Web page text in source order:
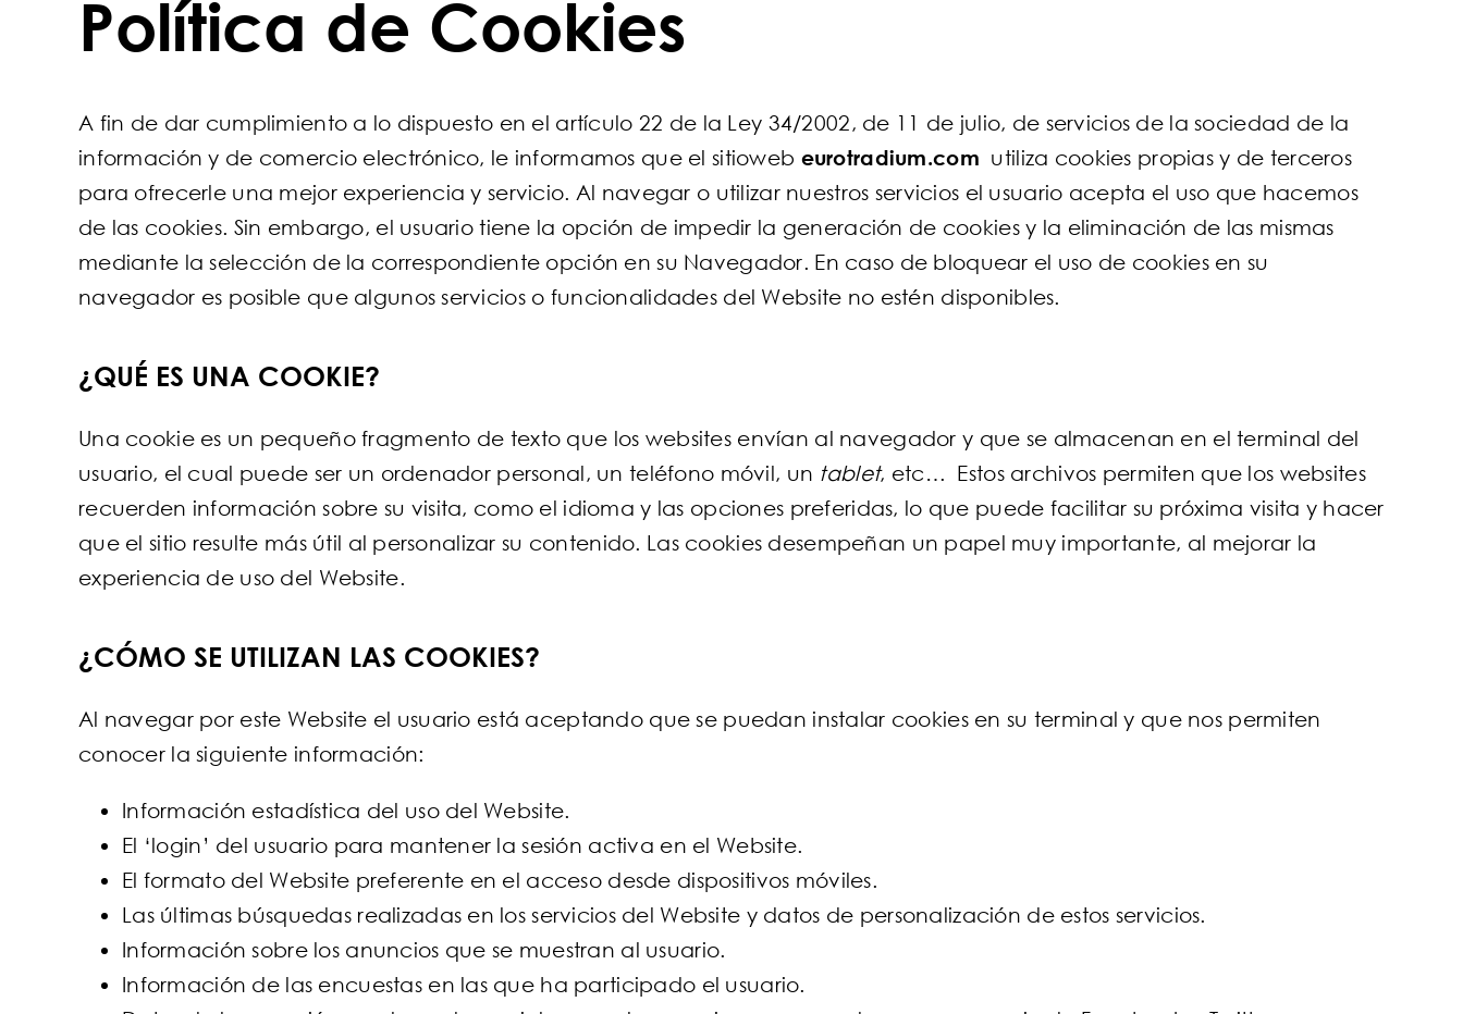
Política de Cookies
A fin de dar cumplimiento a lo dispuesto en el artículo 22 de la Ley 34/2002, de 11 de julio, de servicios de la sociedad de la
información y de comercio electrónico, le informamos que el sitioweb eurotradium.com utiliza cookies propias y de terceros
para ofrecerle una mejor experiencia y servicio. Al navegar o utilizar nuestros servicios el usuario acepta el uso que hacemos
de las cookies. Sin embargo, el usuario tiene la opción de impedir la generación de cookies y la eliminación de las mismas
mediante la selección de la correspondiente opción en su Navegador. En caso de bloquear el uso de cookies en su
navegador es posible que algunos servicios o funcionalidades del Website no estén disponibles.
¿QUÉ ES UNA COOKIE?
Una cookie es un pequeño fragmento de texto que los websites envían al navegador y que se almacenan en el terminal del
usuario, el cual puede ser un ordenador personal, un teléfono móvil, un tablet, etc… Estos archivos permiten que los websites
recuerden información sobre su visita, como el idioma y las opciones preferidas, lo que puede facilitar su próxima visita y hacer
que el sitio resulte más útil al personalizar su contenido. Las cookies desempeñan un papel muy importante, al mejorar la
experiencia de uso del Website.
¿CÓMO SE UTILIZAN LAS COOKIES?
Al navegar por este Website el usuario está aceptando que se puedan instalar cookies en su terminal y que nos permiten
conocer la siguiente información:
Información estadística del uso del Website.
El ‘login’ del usuario para mantener la sesión activa en el Website.
El formato del Website preferente en el acceso desde dispositivos móviles.
Las últimas búsquedas realizadas en los servicios del Website y datos de personalización de estos servicios.
Información sobre los anuncios que se muestran al usuario.
Información de las encuestas en las que ha participado el usuario.